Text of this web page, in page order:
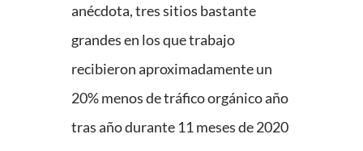
anécdota, tres sitios bastante
grandes en los que trabajo
recibieron aproximadamente un
20% menos de tráfico orgánico año
tras año durante 11 meses de 2020